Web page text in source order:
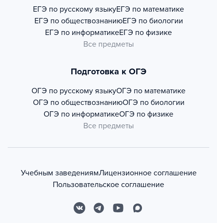
ЕГЭ по русскому языкуЕГЭ по математике
ЕГЭ по обществознаниюЕГЭ по биологии
ЕГЭ по информатикеЕГЭ по физике
Все предметы
Подготовка к ОГЭ
ОГЭ по русскому языкуОГЭ по математике
ОГЭ по обществознаниюОГЭ по биологии
ОГЭ по информатикеОГЭ по физике
Все предметы
Учебным заведениямЛицензионное соглашение
Пользовательское соглашение